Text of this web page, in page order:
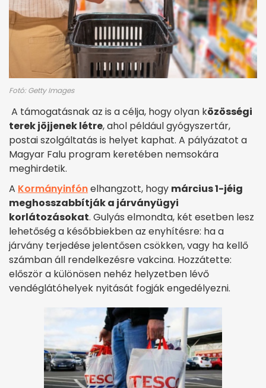
Fotó: Getty Images
A támogatásnak az is a célja, hogy olyan közösségi
terek jöjjenek létre, ahol például gyógyszertár,
postai szolgáltatás is helyet kaphat. A pályázatot a
Magyar Falu program keretében nemsokára
meghirdetik.
A Kormányinfónelhangzott, hogy március 1-jéig
meghosszabbítják a járványügyi
korlátozásokat. Gulyás elmondta, két esetben lesz
lehetőség a későbbiekben az enyhítésre: ha a
járvány terjedése jelentősen csökken, vagy ha kellő
számban áll rendelkezésre vakcina. Hozzátette:
először a különösen nehéz helyzetben lévő
vendéglátóhelyek nyitását fogják engedélyezni.